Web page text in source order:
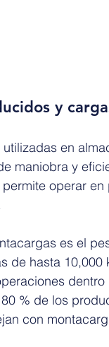
y
en
maniobra y
operar en
es el
de hasta 10,000
% de los
con